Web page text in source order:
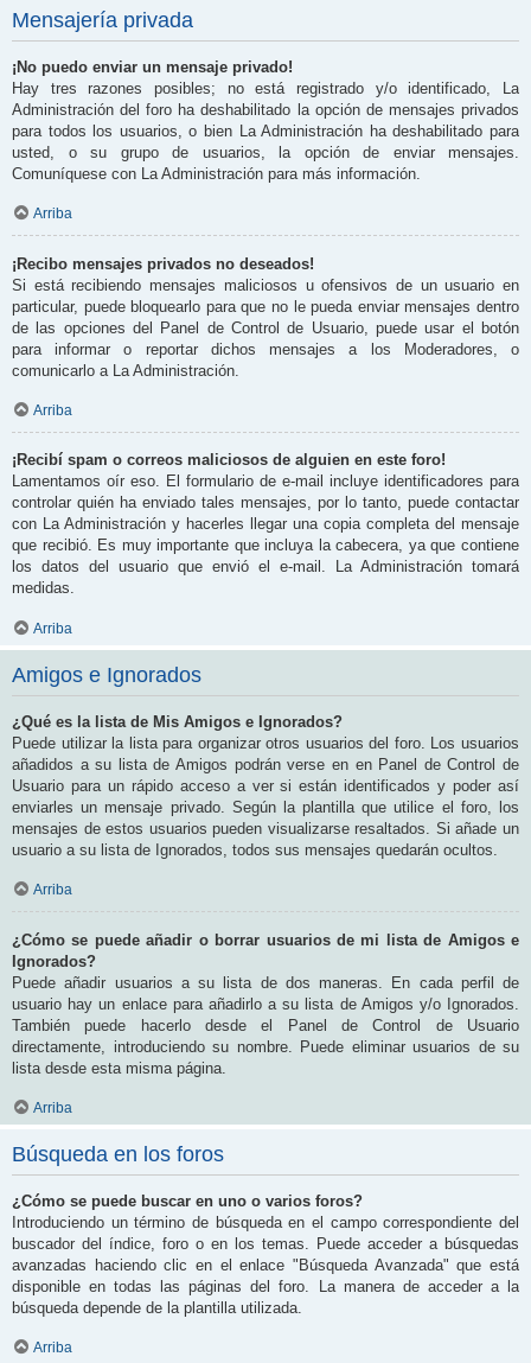
Mensajería privada
¡No puedo enviar un mensaje privado!
Hay tres razones posibles; no está registrado y/o identificado, La
Administración del foro ha deshabilitado la opción de mensajes privados
para todos los usuarios, o bien La Administración ha deshabilitado para
usted, o su grupo de usuarios, la opción de enviar mensajes.
Comuníquese con La Administración para más información.
Arriba
¡Recibo mensajes privados no deseados!
Si está recibiendo mensajes maliciosos u ofensivos de un usuario en
particular, puede bloquearlo para que no le pueda enviar mensajes dentro
de las opciones del Panel de Control de Usuario, puede usar el botón
para informar o reportar dichos mensajes a los Moderadores, o
comunicarlo a La Administración.
Arriba
¡Recibí spam o correos maliciosos de alguien en este foro!
Lamentamos oír eso. El formulario de e-mail incluye identificadores para
controlar quién ha enviado tales mensajes, por lo tanto, puede contactar
con La Administración y hacerles llegar una copia completa del mensaje
que recibió. Es muy importante que incluya la cabecera, ya que contiene
los datos del usuario que envió el e-mail. La Administración tomará
medidas.
Arriba
Amigos e Ignorados
¿Qué es la lista de Mis Amigos e Ignorados?
Puede utilizar la lista para organizar otros usuarios del foro. Los usuarios
añadidos a su lista de Amigos podrán verse en en Panel de Control de
Usuario para un rápido acceso a ver si están identificados y poder así
enviarles un mensaje privado. Según la plantilla que utilice el foro, los
mensajes de estos usuarios pueden visualizarse resaltados. Si añade un
usuario a su lista de Ignorados, todos sus mensajes quedarán ocultos.
Arriba
¿Cómo se puede añadir o borrar usuarios de mi lista de Amigos e
Ignorados?
Puede añadir usuarios a su lista de dos maneras. En cada perfil de
usuario hay un enlace para añadirlo a su lista de Amigos y/o Ignorados.
También puede hacerlo desde el Panel de Control de Usuario
directamente, introduciendo su nombre. Puede eliminar usuarios de su
lista desde esta misma página.
Arriba
Búsqueda en los foros
¿Cómo se puede buscar en uno o varios foros?
Introduciendo un término de búsqueda en el campo correspondiente del
buscador del índice, foro o en los temas. Puede acceder a búsquedas
avanzadas haciendo clic en el enlace "Búsqueda Avanzada" que está
disponible en todas las páginas del foro. La manera de acceder a la
búsqueda depende de la plantilla utilizada.
Arriba